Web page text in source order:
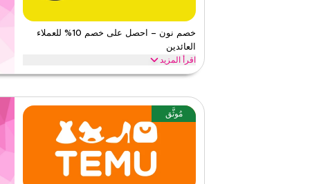
٥ ١
خصم نون – احصل على خصم 10% للعملاء
العائدين
اقرأ المزيد
تعود إلى نون؟
نون الأحكام والشروط
الحد الأدنى للطلب
ويب/
على
مُوثَّق